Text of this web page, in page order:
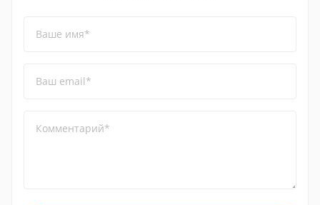
Ваше имя*
Ваш email*
Комментарий*